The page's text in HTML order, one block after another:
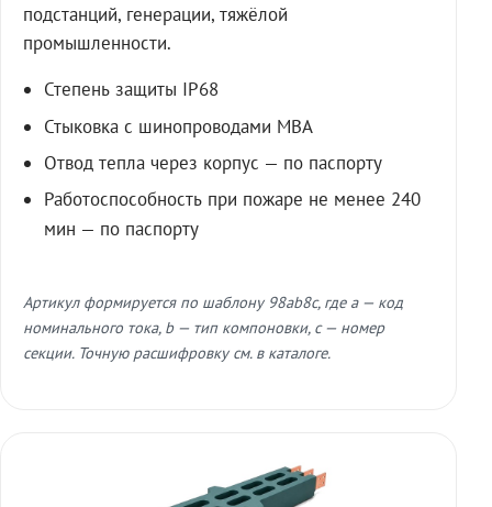
подстанций, генерации, тяжёлой
промышленности.
Степень защиты IP68
Стыковка с шинопроводами МВА
Отвод тепла через корпус — по паспорту
Работоспособность при пожаре не менее 240
мин — по паспорту
Артикул формируется по шаблону 98ab8c, где a — код
номинального тока, b — тип компоновки, c — номер
секции. Точную расшифровку см. в каталоге.